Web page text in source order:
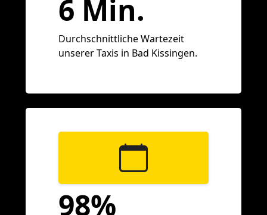
6 Min.
Durchschnittliche Wartezeit
unserer Taxis in Bad Kissingen.
98%